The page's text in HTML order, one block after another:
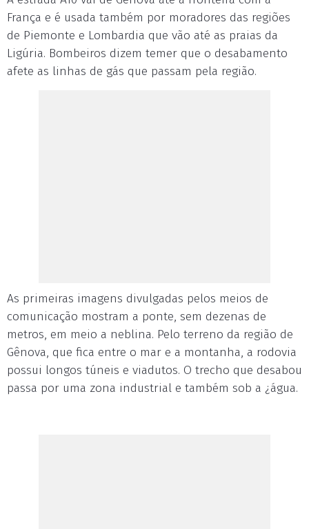
França e é usada também por moradores das regiões
de Piemonte e Lombardia que vão até as praias da
Ligúria. Bombeiros dizem temer que o desabamento
afete as linhas de gás que passam pela região.
As primeiras imagens divulgadas pelos meios de
comunicação mostram a ponte, sem dezenas de
metros, em meio a neblina. Pelo terreno da região de
Gênova, que fica entre o mar e a montanha, a rodovia
possui longos túneis e viadutos. O trecho que desabou
passa por uma zona industrial e também sob a ¿água.